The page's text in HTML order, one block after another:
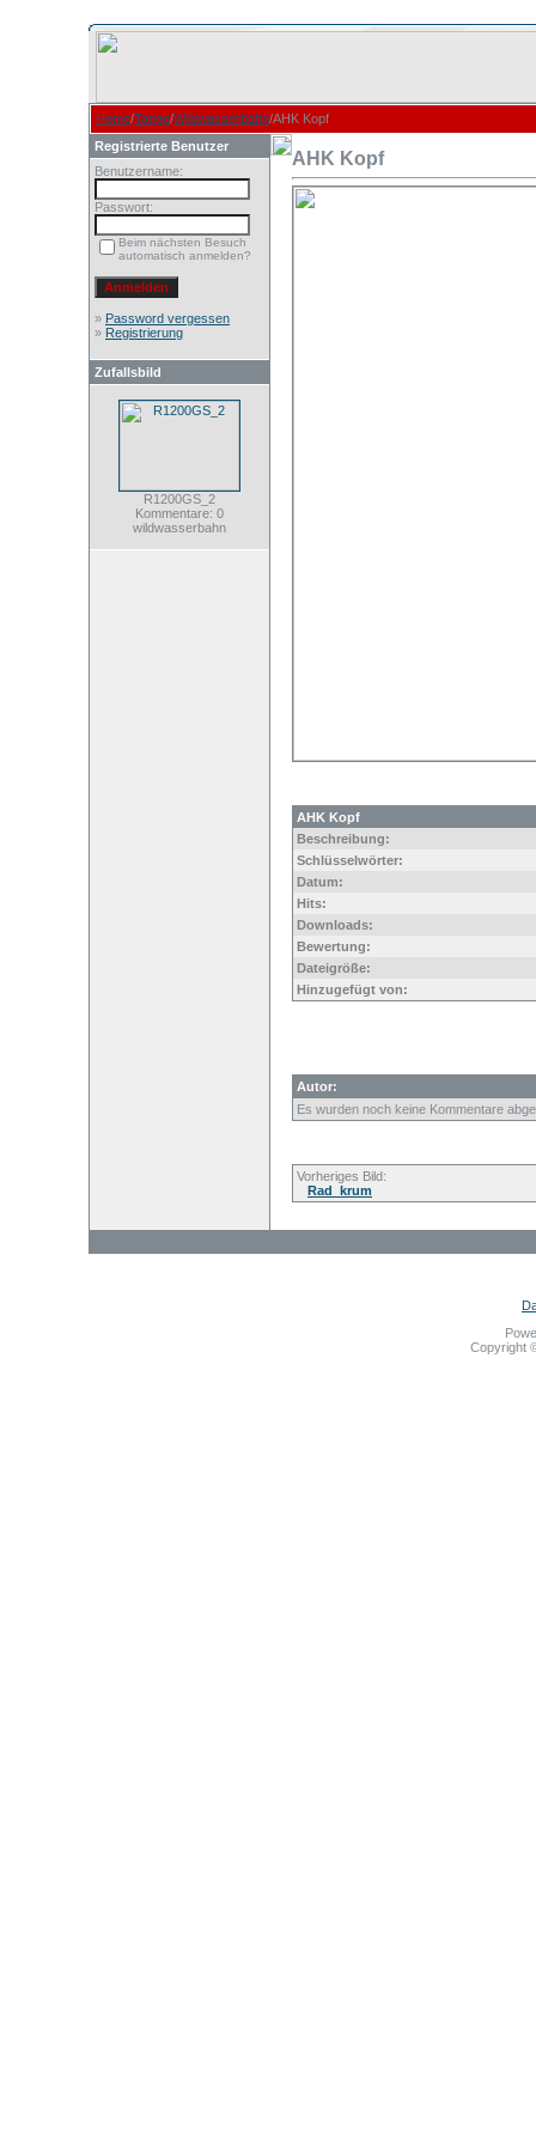
Home/Tango/Wildwasserbahn/AHK Kopf
Registrierte Benutzer
Benutzername:
Passwort:
Beim nächsten Besuch
automatisch anmelden?
» Password vergessen
» Registrierung
Zufallsbild
R1200GS_2
Kommentare: 0
wildwasserbahn
AHK Kopf
AHK Kopf
Beschreibung:
Schlüsselwörter:
Datum:
Hits:
Downloads:
Bewertung:
Dateigröße:
Hinzugefügt von:
Autor:
Es wurden noch keine Kommentare
Vorheriges Bild:
Rad_krum
Copyright